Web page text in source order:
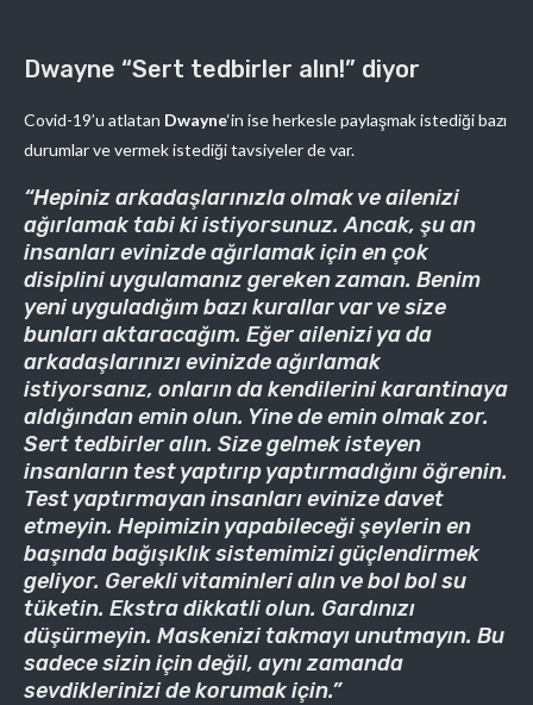
Dwayne “Sert tedbirler alın!” diyor
Covid-19’u atlatan Dwayne‘in ise herkesle paylaşmak istediği bazı
durumlar ve vermek istediği tavsiyeler de var.
“Hepiniz arkadaşlarınızla olmak ve ailenizi
ağırlamak tabi ki istiyorsunuz. Ancak, şu an
insanları evinizde ağırlamak için en çok
disiplini uygulamanız gereken zaman. Benim
yeni uyguladığım bazı kurallar var ve size
bunları aktaracağım. Eğer ailenizi ya da
arkadaşlarınızı evinizde ağırlamak
istiyorsanız, onların da kendilerini karantinaya
aldığından emin olun. Yine de emin olmak zor.
Sert tedbirler alın. Size gelmek isteyen
insanların test yaptırıp yaptırmadığını öğrenin.
Test yaptırmayan insanları evinize davet
etmeyin. Hepimizin yapabileceği şeylerin en
başında bağışıklık sistemimizi güçlendirmek
geliyor. Gerekli vitaminleri alın ve bol bol su
tüketin. Ekstra dikkatli olun. Gardınızı
düşürmeyin. Maskenizi takmayı unutmayın. Bu
sadece sizin için değil, aynı zamanda
sevdiklerinizi de korumak için.”